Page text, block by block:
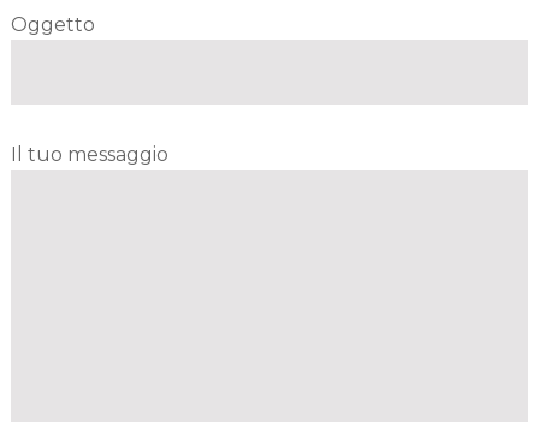
Oggetto
Il tuo messaggio